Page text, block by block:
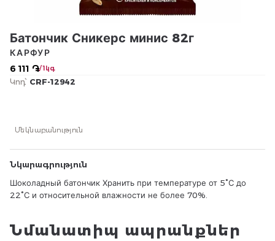
Батончик Сникерс минис 82г
6 111 ֏/ 1կգ
КАРФУР
Կոդ՝ CRF-12942
Մեկնաբանություն
Նկարագրություն
Шоколадный батончик Хранить при температуре от 5°С до
22°С и относительной влажности не более 70%.
Նմանատիպ ապրանքներ